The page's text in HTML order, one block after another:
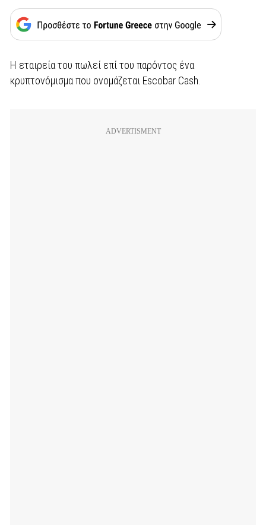
Η εταιρεία του πωλεί επί του παρόντος ένα
κρυπτονόμισμα που ονομάζεται Escobar Cash.